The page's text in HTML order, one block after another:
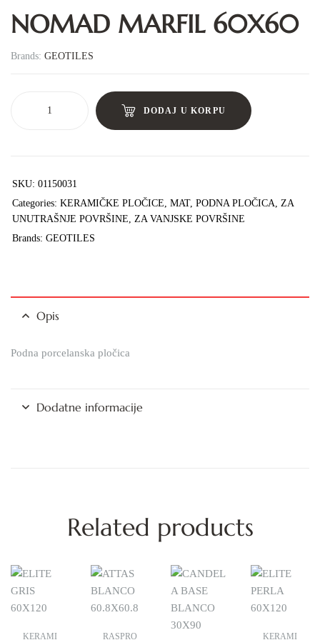
NOMAD MARFIL 60X60
Brands: GEOTILES
DODAJ U KORPU
SKU: 01150031
Categories: KERAMIČKE PLOČICE, MAT, PODNA PLOČICA, ZA
UNUTRAŠNJE POVRŠINE, ZA VANJSKE POVRŠINE
Brands: GEOTILES
Opis
Podna porcelanska pločica
Dodatne informacije
Related products
KERAMI
RASPRO
KERAMI